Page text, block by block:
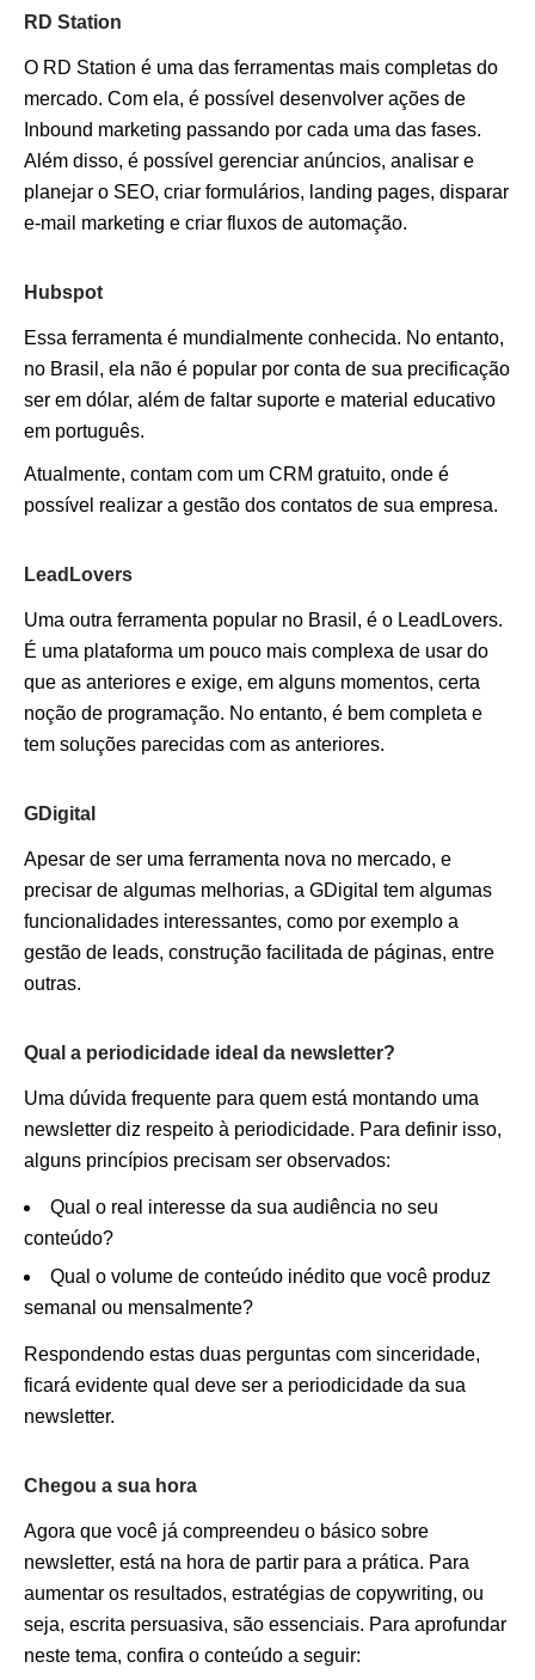
RD Station
O RD Station é uma das ferramentas mais completas do
mercado. Com ela, é possível desenvolver ações de
Inbound marketing passando por cada uma das fases.
Além disso, é possível gerenciar anúncios, analisar e
planejar o SEO, criar formulários, landing pages, disparar
e-mail marketing e criar fluxos de automação.
Hubspot
Essa ferramenta é mundialmente conhecida. No entanto,
no Brasil, ela não é popular por conta de sua precificação
ser em dólar, além de faltar suporte e material educativo
em português.
Atualmente, contam com um CRM gratuito, onde é
possível realizar a gestão dos contatos de sua empresa.
LeadLovers
Uma outra ferramenta popular no Brasil, é o LeadLovers.
É uma plataforma um pouco mais complexa de usar do
que as anteriores e exige, em alguns momentos, certa
noção de programação. No entanto, é bem completa e
tem soluções parecidas com as anteriores.
GDigital
Apesar de ser uma ferramenta nova no mercado, e
precisar de algumas melhorias, a GDigital tem algumas
funcionalidades interessantes, como por exemplo a
gestão de leads, construção facilitada de páginas, entre
outras.
Qual a periodicidade ideal da newsletter?
Uma dúvida frequente para quem está montando uma
newsletter diz respeito à periodicidade. Para definir isso,
alguns princípios precisam ser observados:
Qual o real interesse da sua audiência no seu
conteúdo?
Qual o volume de conteúdo inédito que você produz
semanal ou mensalmente?
Respondendo estas duas perguntas com sinceridade,
ficará evidente qual deve ser a periodicidade da sua
newsletter.
Chegou a sua hora
Agora que você já compreendeu o básico sobre
newsletter, está na hora de partir para a prática. Para
aumentar os resultados, estratégias de copywriting, ou
seja, escrita persuasiva, são essenciais. Para aprofundar
neste tema, confira o conteúdo a seguir: